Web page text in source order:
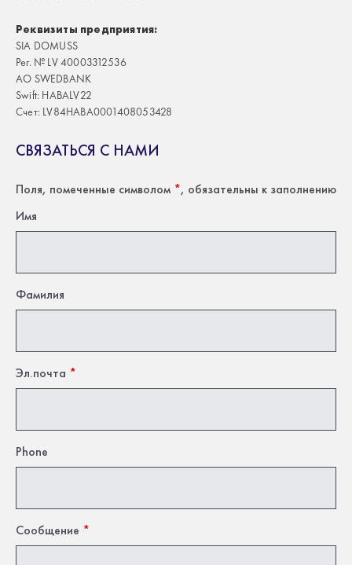
Реквизиты предприятия:
SIA DOMUSS
Рег. № LV 40003312536
АО SWEDBANK
Swift: HABALV22
Счет: LV84HABA0001408053428
СВЯЗАТЬСЯ С НАМИ
Поля, помеченные символом *, обязательны к заполнению
Имя
Фамилия
Эл.почта *
Phone
Сообщение *